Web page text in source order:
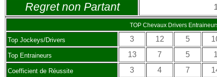
Regret non Partant
TOP Chevaux Drivers
Top Jockeys/Drivers 3 12 5
Top Entraineurs 13 7 5
Coefficient de Réussite 3 4 7